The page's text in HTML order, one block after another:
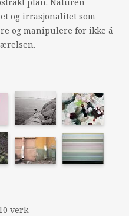
og irrasjonalitet som
og manipulere for ikke å
verk